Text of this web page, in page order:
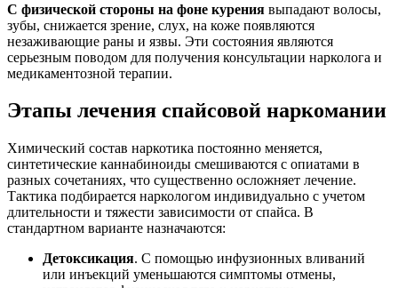
С физической стороны на фоне курения выпадают волосы,
зубы, снижается зрение, слух, на коже появляются
незаживающие раны и язвы. Эти состояния являются
серьезным поводом для получения консультации нарколога и
медикаментозной терапии.
Этапы лечения спайсовой наркомании
Химический состав наркотика постоянно меняется,
синтетические каннабиноиды смешиваются с опиатами в
разных сочетаниях, что существенно осложняет лечение.
Тактика подбирается наркологом индивидуально с учетом
длительности и тяжести зависимости от спайса. В
стандартном варианте назначаются:
Детоксикация. С помощью инфузионных вливаний
или инъекций уменьшаются симптомы отмены,